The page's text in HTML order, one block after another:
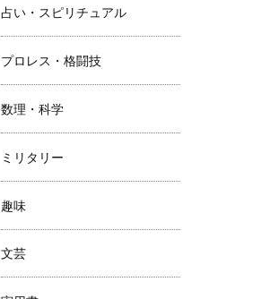
占い・スピリチュアル
プロレス・格闘技
数理・科学
ミリタリー
趣味
文芸